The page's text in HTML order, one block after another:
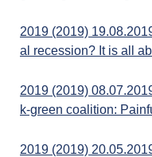
2019 (2019)
al recession? It is all
2019 (2019)
k-green coalition:
2019 (2019)